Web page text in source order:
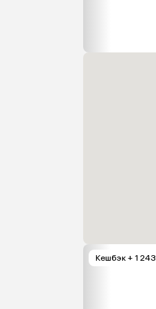
Кешбэк + 1 243